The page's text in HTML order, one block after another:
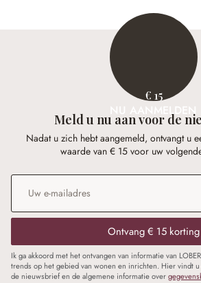
€ 15
NU AANMELDEN
Meld u nu aan voor de
Nadat u zich hebt aangemeld, ontvangt u
waarde van € 15 voor uw
E-mailadres
Ontvang € 15 korting
Ik ga akkoord met het ontvangen van informatie van
trends op het gebied van wonen en inrichten. Hier vindt
de nieuwsbrief en de algemene informatie over